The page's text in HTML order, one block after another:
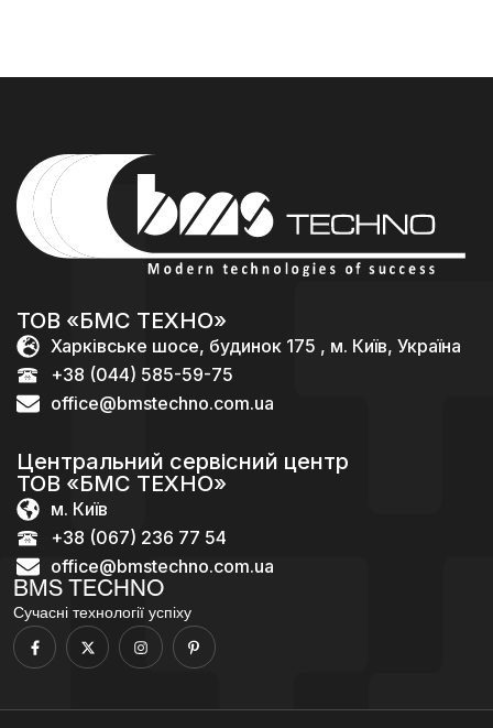
BMS TECHNO
Сучасні технології успіху
ТОВ «БМС ТЕХНО»
Харківське шосе, будинок 175 , м. Київ, Україна
+38 (044) 585-59-75
office@bmstechno.com.ua
Центральний сервісний центр
ТОВ «БМС ТЕХНО»
м. Київ
+38 (067) 236 77 54
office@bmstechno.com.ua